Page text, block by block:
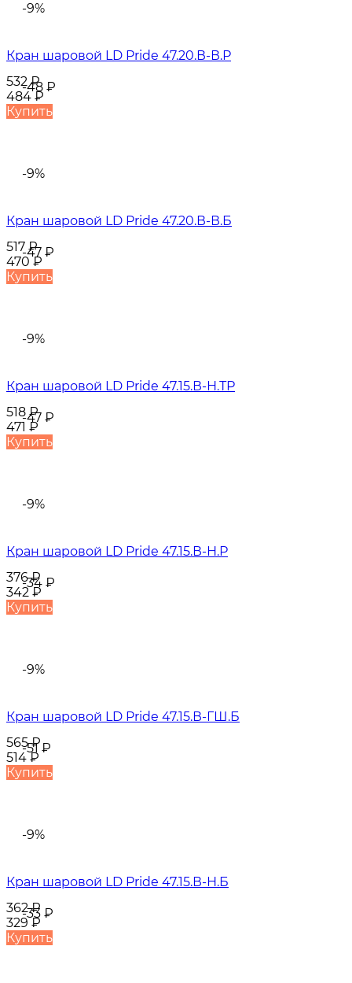
-9%
-48 ₽
Кран шаровой LD Pride 47.20.В-В.Р
532₽
484₽
Купить
-9%
-47 ₽
Кран шаровой LD Pride 47.20.В-В.Б
517 ₽
470₽
Купить
-9%
-47 ₽
Кран шаровой LD Pride 47.15.В-Н.ТР
518 ₽
471 ₽
Купить
-9%
-34 ₽
Кран шаровой LD Pride 47.15.В-Н.Р
376₽
342₽
Купить
-9%
-51₽
Кран шаровой LD Pride 47.15.В-ГШ.Б
565₽
514₽
Купить
-9%
-33 ₽
Кран шаровой LD Pride 47.15.В-Н.Б
362₽
329₽
Купить